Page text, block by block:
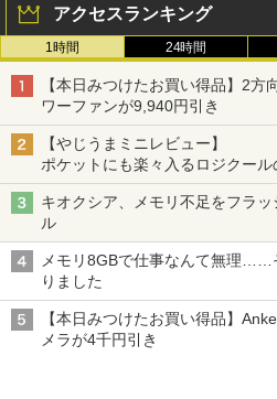
アクセスランキング
1時間 24時間
【本日みつけたお買い得品】2方
ワーファンが9,940円引き
【やじうまミニレビュー】
ポケットにも楽々入るロジクー
Fold」。その気になるギミック
キオクシア、メモリ不足をフラ
ル
メモリ8GBで仕事なんて無理……
りました
【本日みつけたお買い得品】
メラが4千円引き